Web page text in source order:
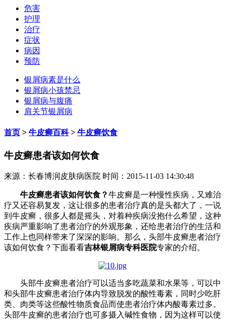
危害
护理
治疗
症状
病因
预防
银屑病素是什么
银屑病小孩禁忌
银屑病与腹痛
肩关节银屑病
首页 > 牛皮癣百科> 牛皮癣饮食
牛皮癣患者该如何饮食
来源：长春博润皮肤病医院 时间：2015-11-03 14:30:48
牛皮癣患者该如何饮食？牛皮癣是一种慢性疾病，又难治
疗又还容易复发，这让很多的患者治疗真的是头都大了，一说
到牛皮癣，很多人都是摇头，对着种疾病没抱什么希望，这种
疾病严重影响了患者治疗的外观形象，还给患者治疗的生活和
工作上也同样带来了深深的影响。那么，头部牛皮癣患者治疗
该如何饮食？下面看看吉林银屑病专科医院专家的介绍。
头部牛皮癣患者治疗可以适当多吃蔬菜和水果等，可以中
和头部牛皮癣患者治疗体内导致脱发的酸性毒素，同时少吃肝
类、肉类等这些酸性物质食品而使患者治疗体内酸毒素过多。
头部牛皮癣的患者治疗也可多摄入碱性食物，因为这样可以使